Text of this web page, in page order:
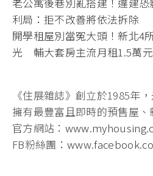
利局：拒不改善將依法拆除
開學租屋別當冤大頭！新北4
光 輔大套房主流月租1.5萬元
《住展雜誌》創立於1985年
擁有最豐富且即時的預售屋
官方網站：
FB粉絲團：